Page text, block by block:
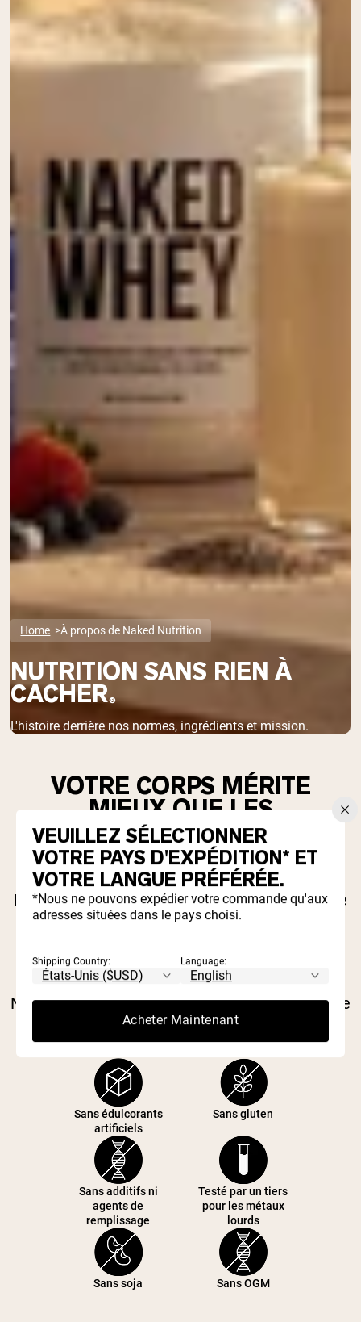
Home À propos de Naked Nutrition
NUTRITION SANS RIEN À
CACHER®
L'histoire derrière nos normes, ingrédients et mission.
VOTRE CORPS MÉRITE
MIEUX QUE LES
RACCOURCIS DE
L'INDUSTRIE.
La plupart des entreprises de compléments se
cachent derrière des mélanges propriétaires,
battage marketing. Nous avons créé Naked
Nutrition pour prouver qu'il existe une meilleure
voie.
Sans édulcorants
artificiels
Sans gluten
Sans additifs ni
agents de
remplissage
Testé par un tiers
pour les métaux
lourds
Sans soja Sans OGM
VEUILLEZ SÉLECTIONNER
VOTRE PAYS D'EXPÉDITION* ET
VOTRE LANGUE PRÉFÉRÉE.
*Nous ne pouvons expédier votre commande qu'aux
adresses situées dans le pays choisi.
Shipping Country: Language:
Acheter Maintenant